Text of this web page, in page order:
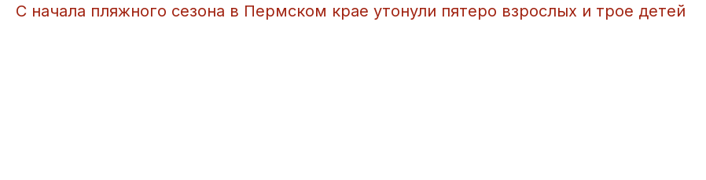
С начала пляжного сезона в Пермском крае утонули пятеро взрослых и трое детей